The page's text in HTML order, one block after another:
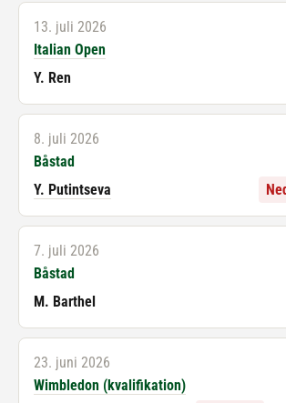
13. juli 2026
Italian Open
Y. Ren
8. juli 2026
Båstad
Y. Putintseva
7. juli 2026
Båstad
M. Barthel
23. juni 2026
Wimbledon (kvalifikation)